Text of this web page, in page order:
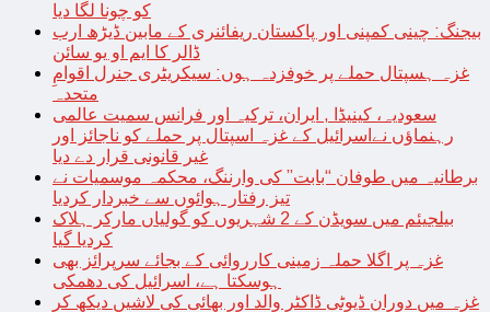
کو چونا لگا دیا
بیجنگ: چینی کمپنی اور پاکستان ریفائنری کے مابین ڈیڑھ ارب
ڈالر کا ایم او یو سائن
غزہ ہسپتال حملے پر خوفزدہ ہوں: سیکریٹری جنرل اقوامِ
متحدہ
سعودیہ، کینیڈا , ایران، ترکیہ اور فرانس سمیت عالمی
رہنماؤں نےاسرائیل کے غزہ اسپتال پر حملے کو ناجائز اور
غیر قانونی قرار دے دیا
برطانیہ میں طوفان “بابت” کی وارننگ، محکمہ موسمیات نے
تیز رفتار ہوائوں سے خبردار کردیا
بیلجیئم میں سویڈن کے 2 شہریوں کو گولیاں مارکر ہلاک
کردیا گیا
غزہ پر اگلا حملہ زمینی کارروائی کے بجائے سرپرائز بھی
ہوسکتا ہے، اسرائیل کی دھمکی
غزہ میں دوران ڈیوٹی ڈاکٹر والد اور بھائی کی لاشیں دیکھ کر